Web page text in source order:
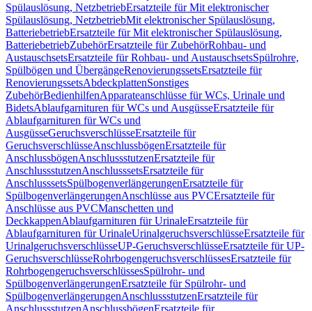
Spülauslösung, NetzbetriebErsatzteile für Mit elektronischer
Spülauslösung, NetzbetriebMit elektronischer Spülauslösung,
BatteriebetriebErsatzteile für Mit elektronischer Spülauslösung,
BatteriebetriebZubehörErsatzteile für ZubehörRohbau- und
AustauschsetsErsatzteile für Rohbau- und AustauschsetsSpülrohre,
Spülbögen und ÜbergängeRenovierungssetsErsatzteile für
RenovierungssetsAbdeckplattenSonstiges
ZubehörBedienhilfenApparateanschlüsse für WCs, Urinale und
BidetsAblaufgarnituren für WCs und AusgüsseErsatzteile für
Ablaufgarnituren für WCs und
AusgüsseGeruchsverschlüsseErsatzteile für
GeruchsverschlüsseAnschlussbögenErsatzteile für
AnschlussbögenAnschlussstutzenErsatzteile für
AnschlussstutzenAnschlusssetsErsatzteile für
AnschlusssetsSpülbogenverlängerungenErsatzteile für
SpülbogenverlängerungenAnschlüsse aus PVCErsatzteile für
Anschlüsse aus PVCManschetten und
DeckkappenAblaufgarnituren für UrinaleErsatzteile für
Ablaufgarnituren für UrinaleUrinalgeruchsverschlüsseErsatzteile für
UrinalgeruchsverschlüsseUP-GeruchsverschlüsseErsatzteile für UP-
GeruchsverschlüsseRohrbogengeruchsverschlüssesErsatzteile für
RohrbogengeruchsverschlüssesSpülrohr- und
SpülbogenverlängerungenErsatzteile für Spülrohr- und
SpülbogenverlängerungenAnschlussstutzenErsatzteile für
AnschlussstutzenAnschlussbögenErsatzteile für